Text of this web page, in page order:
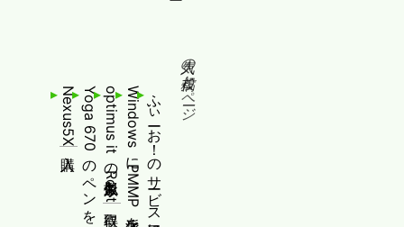
人気の投稿とページ
ふぃーお！のサービス終了について
optimus itの擬似永久Root取得
Nexus5X購入